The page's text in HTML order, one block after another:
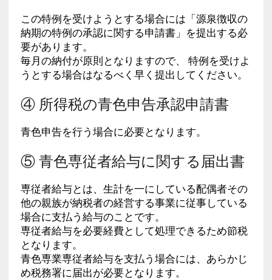
この特例を受けようとする場合には「源泉徴収の
納期の特例の承認に関する申請書」を提出する必
要があります。
毎月の納付が原則となりますので、 特例を受けよ
うとする場合はなるべく早く提出してください。
④ 所得税の青色申告承認申請書
青色申告を行う場合に必要となります。
⑤ 青色専従者給与に関する届出書
専従者給与とは、生計を一にしている配偶者その
他の親族が納税者の経営する事業に従事している
場合に支払う給与のことです。
専従者給与を必要経費として処理できるため節税
となります。
青色専業専従者給与を支払う場合には、あらかじ
め税務署に届出が必要となります。